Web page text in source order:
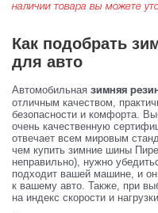
наличии товара вы можете
Как подобрать
для авто
Автомобильная зимняя
отличным качеством,
безопасности и комфорта.
очень качественную
отвечает всем мировым
чем купить зимние шины
неправильно), нужно
подходит вашей машине, и он
к вашему авто. Также, при
на индекс скорости и